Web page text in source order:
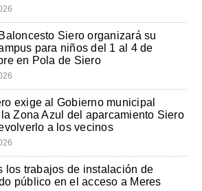
Siero organizará su
para niños del 1 al 4 de
en Pola de Siero
exige al Gobierno municipal
Zona Azul del aparcamiento Siero
a los vecinos
los trabajos de instalación de
público en el acceso a Meres